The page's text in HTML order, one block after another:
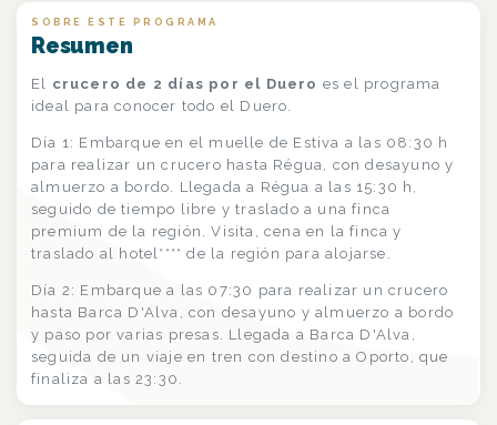
SOBRE ESTE PROGRAMA
Resumen
El crucero de 2 días por el Duero es el programa
ideal para conocer todo el Duero.
Día 1: Embarque en el muelle de Estiva a las 08:30 h
para realizar un crucero hasta Régua, con desayuno y
almuerzo a bordo. Llegada a Régua a las 15:30 h,
seguido de tiempo libre y traslado a una finca
premium de la región. Visita, cena en la finca y
traslado al hotel**** de la región para alojarse.
Día 2: Embarque a las 07:30 para realizar un crucero
hasta Barca D'Alva, con desayuno y almuerzo a bordo
y paso por varias presas. Llegada a Barca D'Alva,
seguida de un viaje en tren con destino a Oporto, que
finaliza a las 23:30.